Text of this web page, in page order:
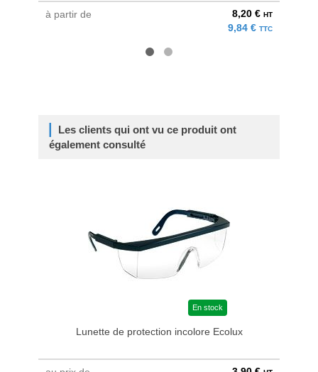
à partir de 8,20 € HT
9,84 € TTC
Les clients qui ont vu ce produit ont
également consulté
En stock
Lunette de protection incolore Ecolux